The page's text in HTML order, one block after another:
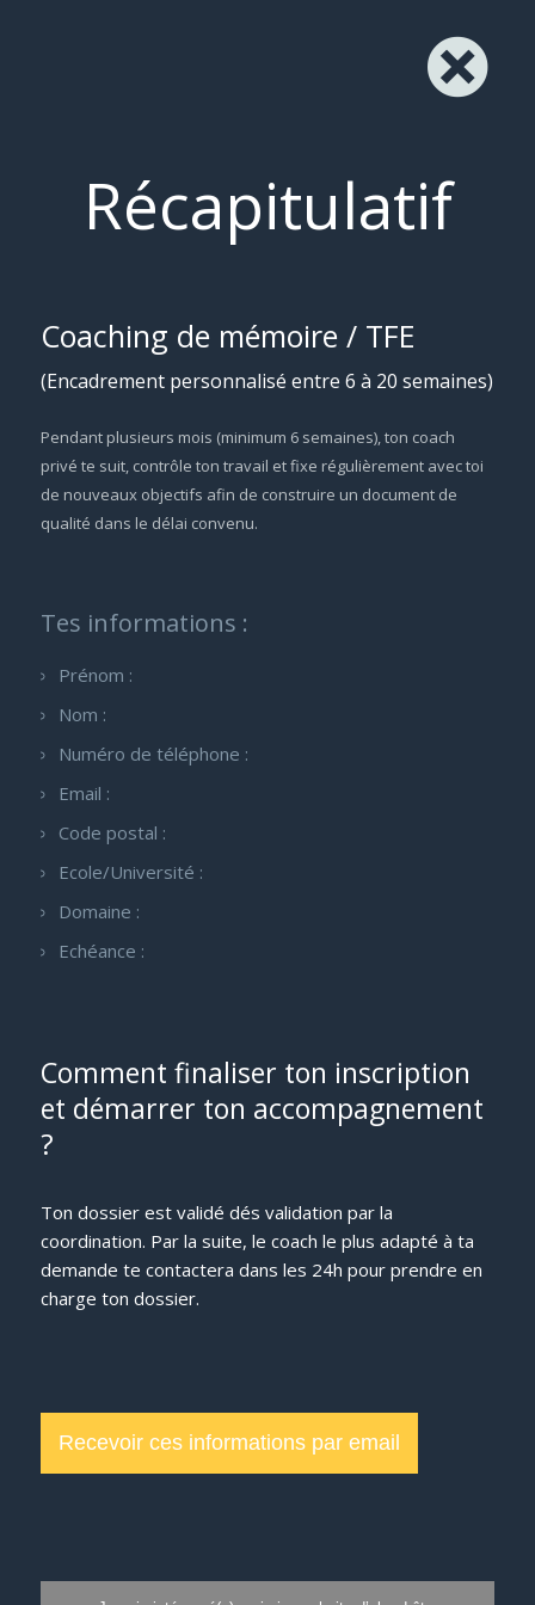
Récapitulatif
Coaching de mémoire / TFE
(Encadrement personnalisé entre 6 à 20 semaines)
Pendant plusieurs mois (minimum 6 semaines), ton coach
privé te suit, contrôle ton travail et fixe régulièrement avec toi
de nouveaux objectifs afin de construire un document de
qualité dans le délai convenu.
Tes informations :
Prénom :
Nom :
Numéro de téléphone :
Email :
Code postal :
Ecole/Université :
Domaine :
Echéance :
Comment finaliser ton inscription
et démarrer ton accompagnement
?
Ton dossier est validé dés validation par la
coordination. Par la suite, le coach le plus adapté à ta
demande te contactera dans les 24h pour prendre en
charge ton dossier.
Recevoir ces informations par email